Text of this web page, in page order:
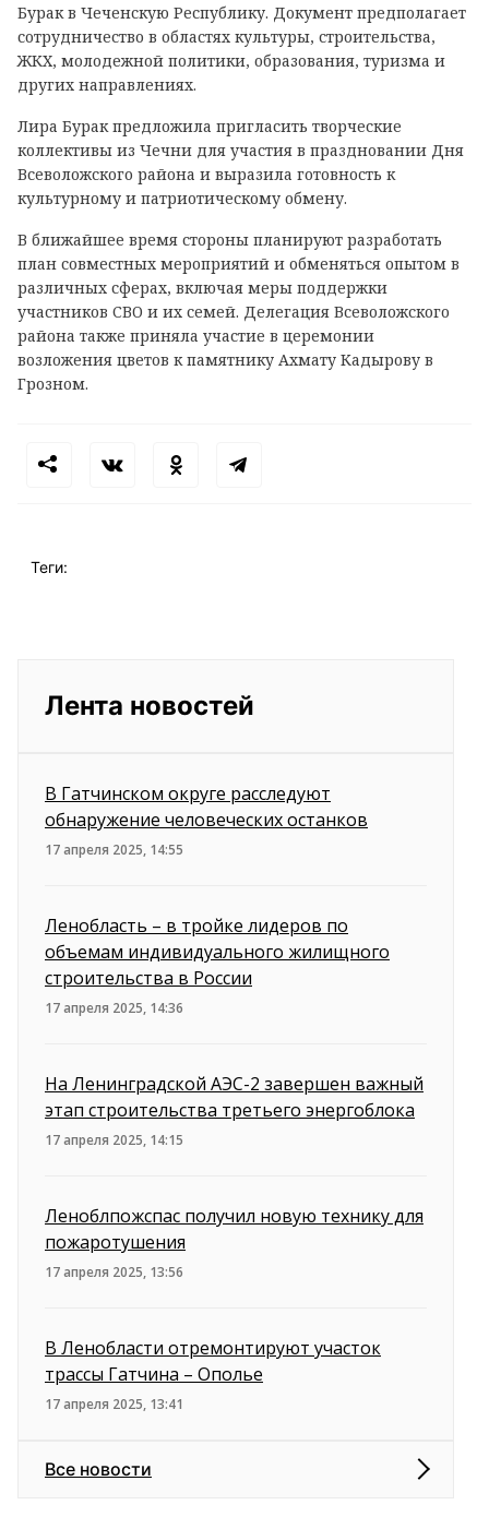
Бурак в Чеченскую Республику. Документ предполагает
сотрудничество в областях культуры, строительства,
ЖКХ, молодежной политики, образования, туризма и
других направлениях.
Лира Бурак предложила пригласить творческие
коллективы из Чечни для участия в праздновании Дня
Всеволожского района и выразила готовность к
культурному и патриотическому обмену.
В ближайшее время стороны планируют разработать
план совместных мероприятий и обменяться опытом в
различных сферах, включая меры поддержки
участников СВО и их семей. Делегация Всеволожского
района также приняла участие в церемонии
возложения цветов к памятнику Ахмату Кадырову в
Грозном.
Теги:
Лента новостей
В Гатчинском округе расследуют
обнаружение человеческих останков
17 апреля 2025, 14:55
Ленобласть – в тройке лидеров по
объемам индивидуального жилищного
строительства в России
17 апреля 2025, 14:36
На Ленинградской АЭС-2 завершен важный
этап строительства третьего энергоблока
17 апреля 2025, 14:15
Леноблпожспас получил новую технику для
пожаротушения
17 апреля 2025, 13:56
В Ленобласти отремонтируют участок
трассы Гатчина – Ополье
17 апреля 2025, 13:41
Все новости